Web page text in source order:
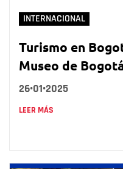
INTERNACIONAL
Turismo en
Museo de
26•01•2025
LEER MÁS